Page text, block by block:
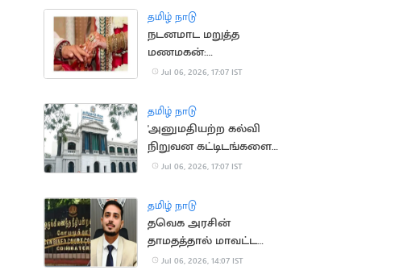
வணிக உறவுக்கு சாட்சி
தமிழ் நாடு
நடனமாட மறுத்த
மணமகன்:
திருமணத்தை நிறுத்திய
Jul 06, 2026, 17:07 IST
தமிழ் நாடு
'அனுமதியற்ற கல்வி
நிறுவன கட்டிடங்களை
வரன்முறைப்படுத்த
Jul 06, 2026, 17:07 IST
தமிழ் நாடு
தவெக அரசின்
தாமதத்தால் மாவட்ட
ஆட்சியருக்கு ரூ.80,000
Jul 06, 2026, 14:07 IST